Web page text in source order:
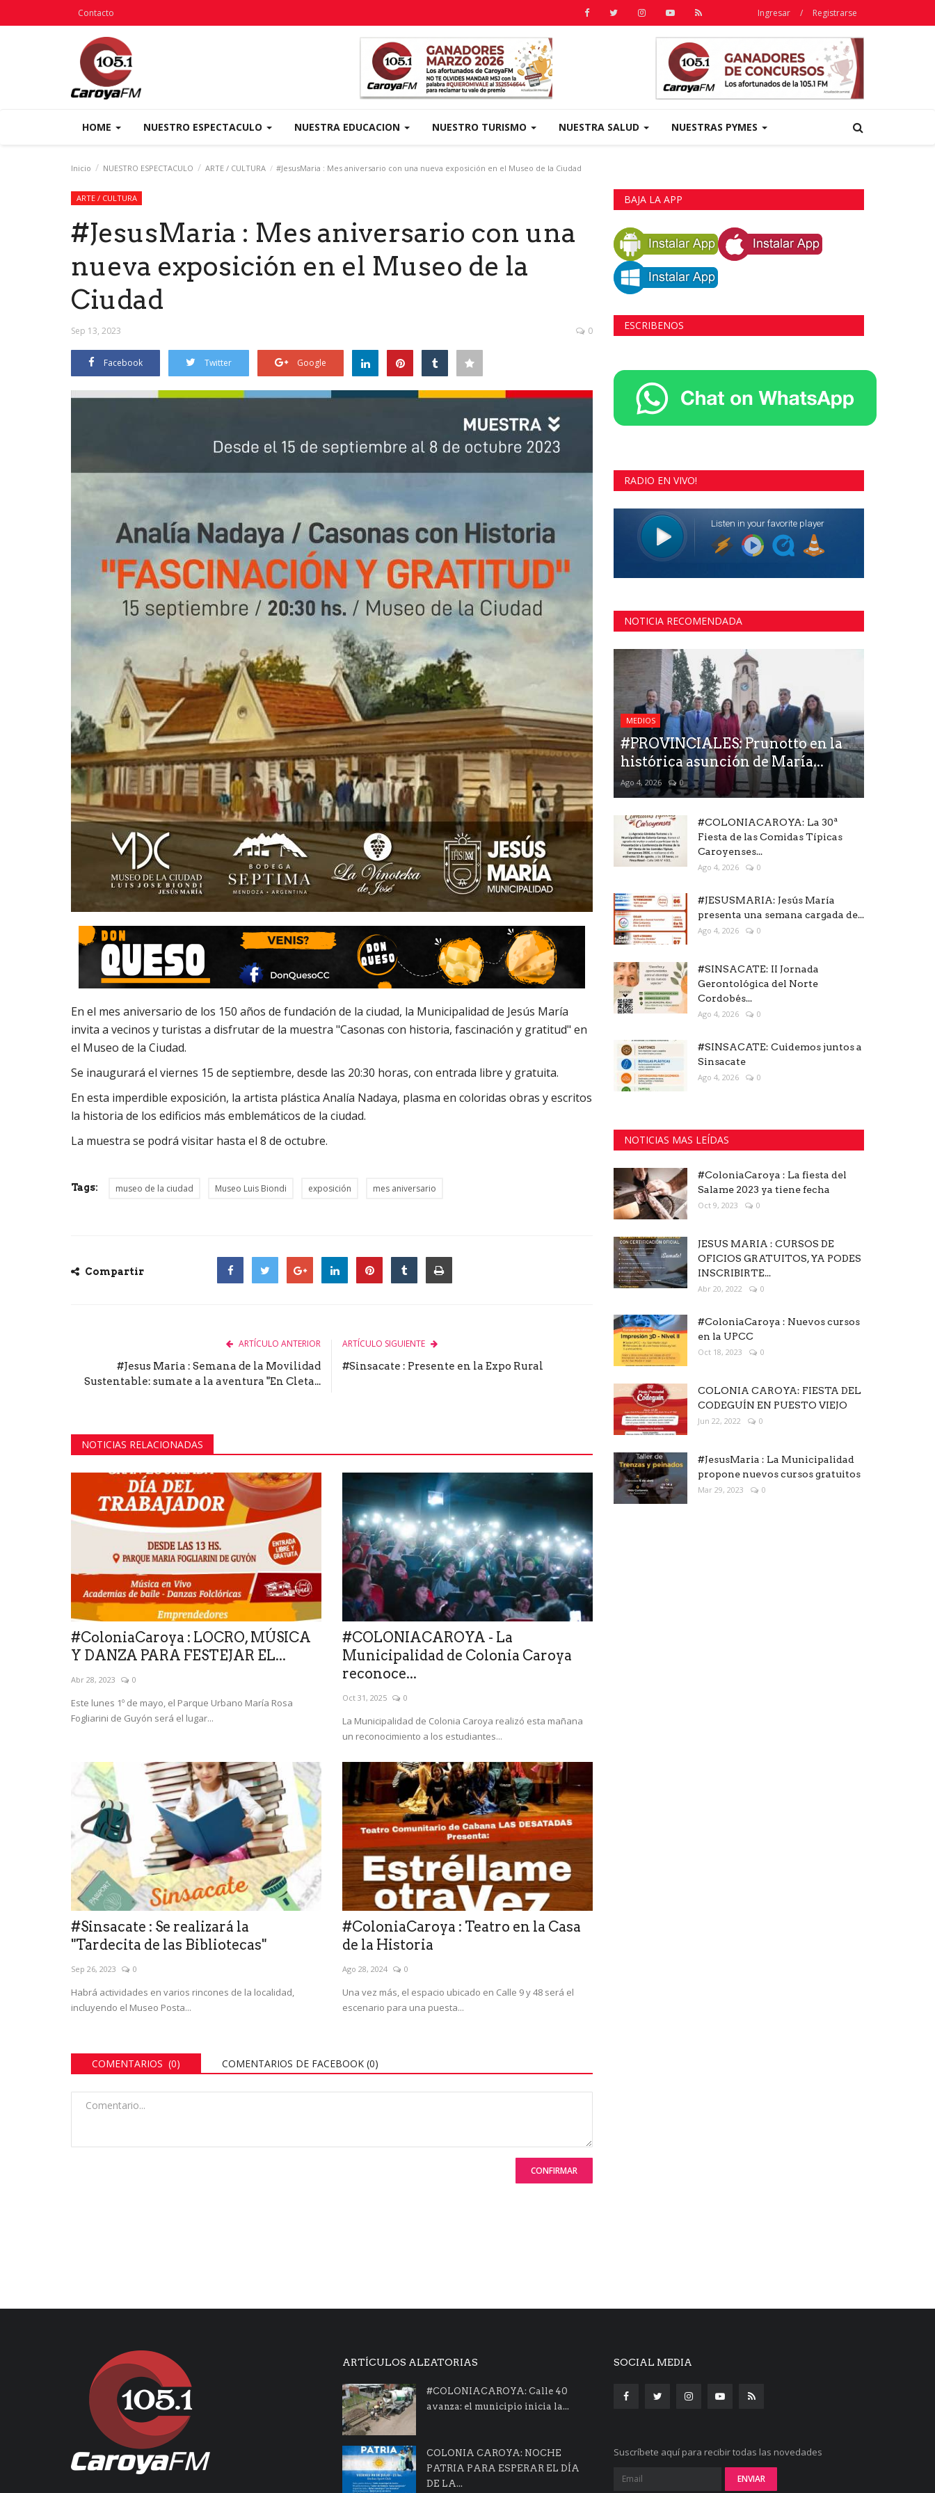
Contacto Ingresar / Registrarse
HOME NUESTRO ESPECTACULO NUESTRA EDUCACION NUESTRO TURISMO NUESTRA SALUD NUESTRAS PYMES
Inicio NUESTRO ESPECTACULO ARTE / CULTURA #JesusMaria : Mes aniversario con una nueva exposición en el Museo de la Ciudad
ARTE / CULTURA
#JesusMaria : Mes aniversario con una
nueva exposición en el Museo de la
Ciudad
Sep 13, 2023 0
Facebook Twitter Google
En el mes aniversario de los 150 años de fundación de la ciudad, la Municipalidad de Jesús María
invita a vecinos y turistas a disfrutar de la muestra "Casonas con historia, fascinación y gratitud" en
el Museo de la Ciudad.
Se inaugurará el viernes 15 de septiembre, desde las 20:30 horas, con entrada libre y gratuita.
En esta imperdible exposición, la artista plástica Analía Nadaya, plasma en coloridas obras y escritos
la historia de los edificios más emblemáticos de la ciudad.
La muestra se podrá visitar hasta el 8 de octubre.
Tags: museo de la ciudad Museo Luis Biondi exposición mes aniversario
Compartir
ARTÍCULO ANTERIOR
#Jesus Maria : Semana de la Movilidad
Sustentable: sumate a la aventura "En Cleta...
ARTÍCULO SIGUIENTE
#Sinsacate : Presente en la Expo Rural
NOTICIAS RELACIONADAS
#ColoniaCaroya : LOCRO, MÚSICA
Y DANZA PARA FESTEJAR EL...
Abr 28, 2023 0
Este lunes 1º de mayo, el Parque Urbano María Rosa
Fogliarini de Guyón será el lugar...
#COLONIACAROYA - La
Municipalidad de Colonia Caroya
reconoce...
Oct 31, 2025 0
La Municipalidad de Colonia Caroya realizó esta mañana
un reconocimiento a los estudiantes...
#Sinsacate : Se realizará la
"Tardecita de las Bibliotecas"
Sep 26, 2023 0
Habrá actividades en varios rincones de la localidad,
incluyendo el Museo Posta...
#ColoniaCaroya : Teatro en la Casa
de la Historia
Ago 28, 2024 0
Una vez más, el espacio ubicado en Calle 9 y 48 será el
escenario para una puesta...
COMENTARIOS (0) COMENTARIOS DE FACEBOOK (0)
CONFIRMAR
BAJA LA APP
ESCRIBENOS
RADIO EN VIVO!
NOTICIA RECOMENDADA
MEDIOS
#PROVINCIALES: Prunotto en la
histórica asunción de María...
Ago 4, 2026 0
#COLONIACAROYA: La 30ª
Fiesta de las Comidas Típicas
Caroyenses...
Ago 4, 2026 0
#JESUSMARIA: Jesús María
presenta una semana cargada de...
Ago 4, 2026 0
#SINSACATE: II Jornada
Gerontológica del Norte
Cordobés...
Ago 4, 2026 0
#SINSACATE: Cuidemos juntos a
Sinsacate
Ago 4, 2026 0
NOTICIAS MAS LEÍDAS
#ColoniaCaroya : La fiesta del
Salame 2023 ya tiene fecha
Oct 9, 2023 0
JESUS MARIA : CURSOS DE
OFICIOS GRATUITOS, YA PODES
INSCRIBIRTE...
Abr 20, 2022 0
#ColoniaCaroya : Nuevos cursos
en la UPCC
Oct 18, 2023 0
COLONIA CAROYA: FIESTA DEL
CODEGUÍN EN PUESTO VIEJO
Jun 22, 2022 0
#JesusMaria : La Municipalidad
propone nuevos cursos gratuitos
Mar 29, 2023 0
ARTÍCULOS ALEATORIAS
#COLONIACAROYA: Calle 40
avanza: el municipio inicia la...
COLONIA CAROYA: NOCHE
PATRIA PARA ESPERAR EL DÍA
DE LA...
SOCIAL MEDIA
Suscríbete aquí para recibir todas las novedades